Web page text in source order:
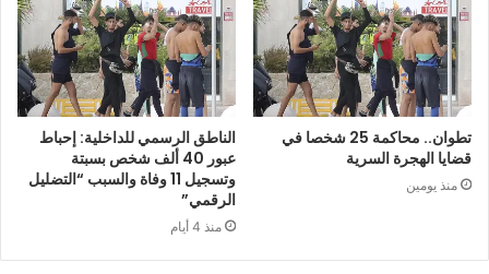
تطوان.. محاكمة 25 شخصا في
قضايا الهجرة السرية
منذ يومين
الناطق الرسمي للداخلية: إحباط
عبور 40 ألف شخص بسبتة
وتسجيل 11 وفاة والسبب “التضليل
الرقمي”
منذ 4 أيام